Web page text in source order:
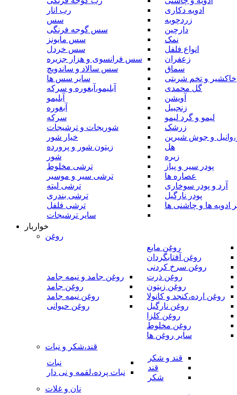
ادویه دکاری
زردچوبه
دارچین
نمک
انواع فلفل
زعفران
سماق
خاکشیر و تخم شربتی
گل محمدی
آویشن
زنجبیل
لیمو و گرد لیمو
زرشک
و جوش شیرین
هل
زیره
پودر سیر و پیاز
عصاره ها
آرد و پودر سوخاری
پودر نارگیل
ادویه ها و چاشنی ها
رب انار
سس
سس گوجه فرنگی
سس مایونز
سس خردل
سس فرانسوی و هزار جزیره
سس سالاد و ساندویچ
سایر سس ها
آبلیمو،آبغوره و سرکه
آبلیمو
آبغوره
سرکه
شوریجات و ترشیجات
خیار شور
زیتون شور و پرورده
شور
ترشی مخلوط
ترشی سیر و موسیر
ترشی لیته
ترشی بندری
ترشی فلفل
سایر ترشیجات
خواربار
روغن
روغن مایع
روغن آفتابگردان
روغن سرخ کردنی
روغن ذرت
روغن زیتون
روغن ارده،کنجد و کانولا
روغن نارگیل
روغن کلزا
روغن مخلوط
سایر روغن ها
روغن جامد و نیمه جامد
روغن جامد
روغن نیمه جامد
روغن حیوانی
قند،شکر و نبات
قند و شکر
قند
شکر
نبات
نبات پرده،لقمه و نی دار
نان و غلات